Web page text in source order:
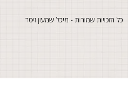
הזכויות שמורות - מיכל שמעון זיסר